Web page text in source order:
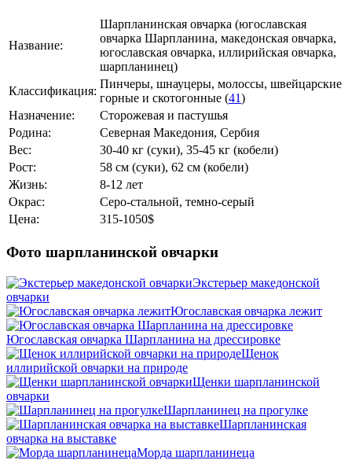
Название:
Шарпланинская овчарка (югославская
овчарка Шарпланина, македонская овчарка,
югославская овчарка, иллирийская овчарка,
шарпланинец)
Классификация:
Пинчеры, шнауцеры, молоссы, швейцарские
горные и скотогонные (41)
Назначение:
Сторожевая и пастушья
Родина:
Северная Македония, Сербия
Вес:
30-40 кг (суки), 35-45 кг (кобели)
Рост:
58 см (суки), 62 см (кобели)
Жизнь:
8-12 лет
Окрас:
Серо-стальной, темно-серый
Цена:
315-1050$
Фото шарпланинской овчарки
Экстерьер македонской
овчарки
Югославская овчарка лежит
Югославская овчарка Шарпланина на дрессировке
Щенок
иллирийской овчарки на природе
Щенки шарпланинской
овчарки
Шарпланинец на прогулке
Шарпланинская
овчарка на выставке
Морда шарпланинеца